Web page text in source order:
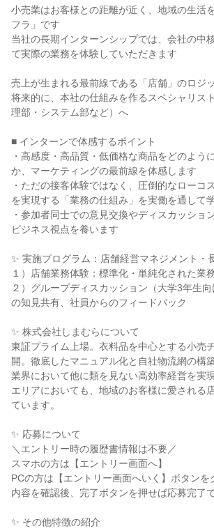
小売業はお客様との距離が近く、地域の生活
フラ」です
当社の長期インターンシップでは、会社の中
て実際の業務を体験していただきます
売上が生まれる最前線である「店舗」のロジ
将来的に、本社の仕組みを作るスペシャリス
理部・システム部など）へ
■ インターンで体感するポイント
・高感度・高品質・低価格な商品をどのよう
か、マーケティングの最前線を体感します
・ただの接客体験ではなく、圧倒的なローコ
を実現する「業務の仕組み」を実働を通して
・参加者同士での意見交換やディスカッショ
ビジネス視点を養います
✨ 実施プログラム：店舗経営マネジメント・
１）店舗業務体験：標準化・単純化された業
２）グループディスカッション（大学3年生
の知見共有、社員からのフィードバック
✨ 株式会社しまむらについて
東証プライム上場。衣料品を中心とする小売
開。徹底したマニュアル化と自社物流網の構
業界において他に類を見ない高効率経営を実
エリアにおいても、地域のお客様に愛される
ています。
✨ 応募について
＼エントリー時の履歴書情報は不要／
スマホの方は【エントリー画面へ】
PCの方は【エントリー画面へいく】ボタンを
内容を確認後、完了ボタンを押せば応募完了
✨ その他特徴の紹介